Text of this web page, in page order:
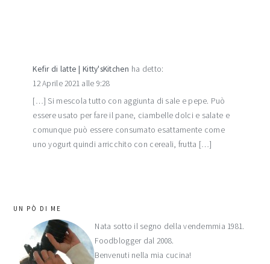
Kefir di latte | Kitty'sKitchen ha detto:
12 Aprile 2021 alle 9:28
[…] Si mescola tutto con aggiunta di sale e pepe. Può
essere usato per fare il pane, ciambelle dolci e salate e
comunque può essere consumato esattamente come
uno yogurt quindi arricchito con cereali, frutta […]
barra
laterale
primaria
UN PÒ DI ME
Nata sotto il segno della vendemmia 1981.
Foodblogger dal 2008.
Benvenuti nella mia cucina!